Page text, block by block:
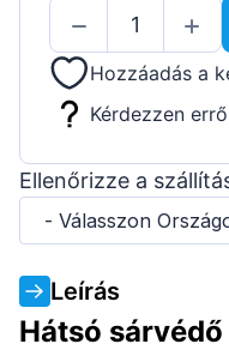
Hozzáadás a
Kérdezzen
Ellenőrizze a
- Válasszon
Leírás
Hátsó